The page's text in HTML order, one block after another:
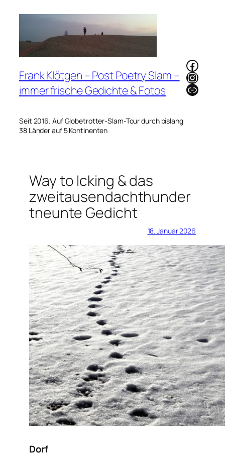
Frank Klötgen – Post Poetry Slam –
immer frische Gedichte & Fotos
Seit 2016. Auf Globetrotter-Slam-Tour durch bislang
38 Länder auf 5 Kontinenten
Link
Way to Icking & das
zweitausendachthunder
tneunte Gedicht
18. Januar 2026
Dorf